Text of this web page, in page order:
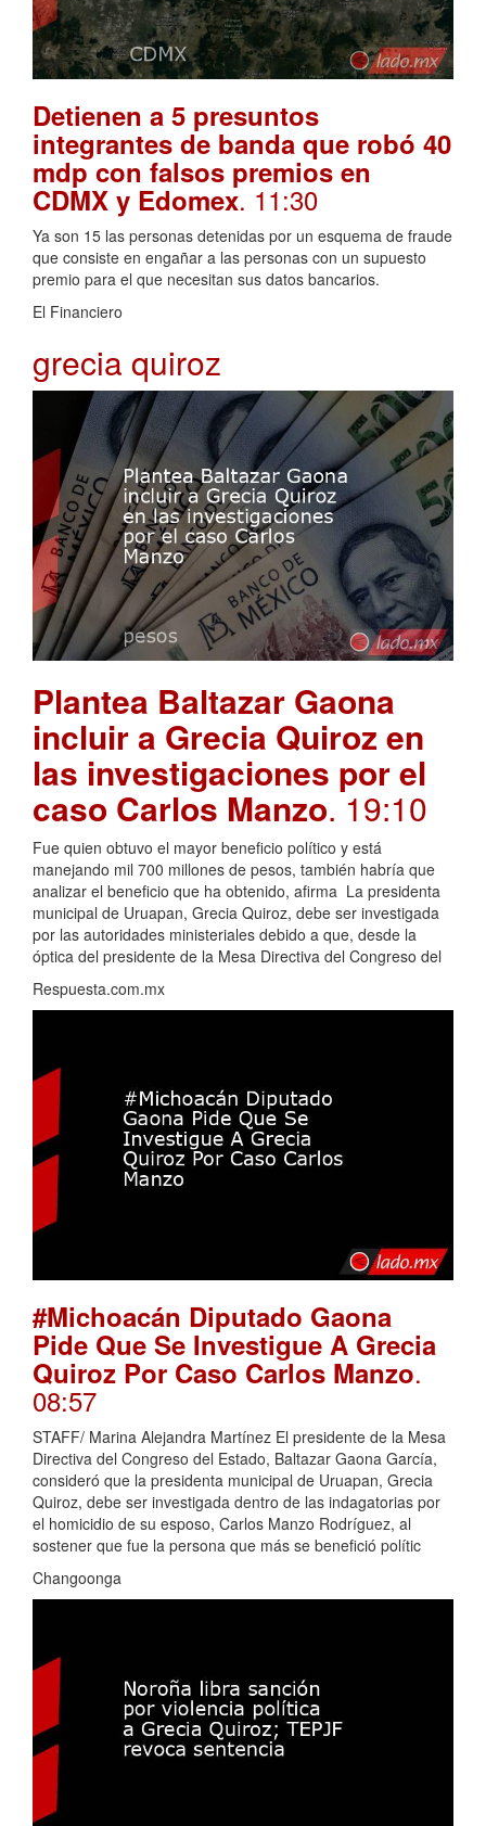
Detienen a 5 presuntos
integrantes de banda que robó 40
mdp con falsos premios en
CDMX y Edomex. 11:30
Ya son 15 las personas detenidas por un esquema de fraude
que consiste en engañar a las personas con un supuesto
premio para el que necesitan sus datos bancarios.
El Financiero
grecia quiroz
Plantea Baltazar Gaona
incluir a Grecia Quiroz en
las investigaciones por el
caso Carlos Manzo. 19:10
Fue quien obtuvo el mayor beneficio político y está
manejando mil 700 millones de pesos, también habría que
analizar el beneficio que ha obtenido, afirma La presidenta
municipal de Uruapan, Grecia Quiroz, debe ser investigada
por las autoridades ministeriales debido a que, desde la
óptica del presidente de la Mesa Directiva del Congreso del
Respuesta.com.mx
#Michoacán Diputado Gaona
Pide Que Se Investigue A Grecia
Quiroz Por Caso Carlos Manzo.
08:57
STAFF/ Marina Alejandra Martínez El presidente de la Mesa
Directiva del Congreso del Estado, Baltazar Gaona García,
consideró que la presidenta municipal de Uruapan, Grecia
Quiroz, debe ser investigada dentro de las indagatorias por
el homicidio de su esposo, Carlos Manzo Rodríguez, al
sostener que fue la persona que más se benefició polític
Changoonga